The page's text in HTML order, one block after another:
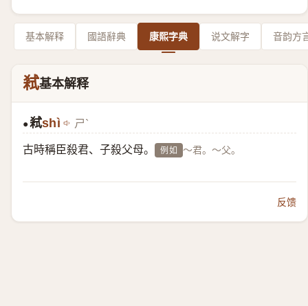
基本解释 國語辭典 康熙字典 说文解字 音韵方
弒基本解释
●弒shì ㄕˋ
古時稱臣殺君、子殺父母。 例如 ～君。～父。
反馈